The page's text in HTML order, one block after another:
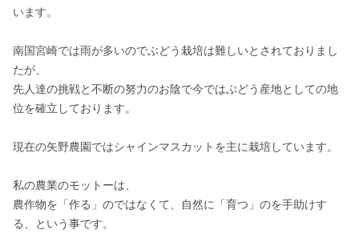
います。
南国宮崎では雨が多いのでぶどう栽培は難しいとされておりまし
たが、
先人達の挑戦と不断の努力のお陰で今ではぶどう産地としての地
位を確立しております。
現在の矢野農園ではシャインマスカットを主に栽培しています。
私の農業のモットーは、
農作物を「作る」のではなくて、自然に「育つ」のを手助けす
る、という事です。